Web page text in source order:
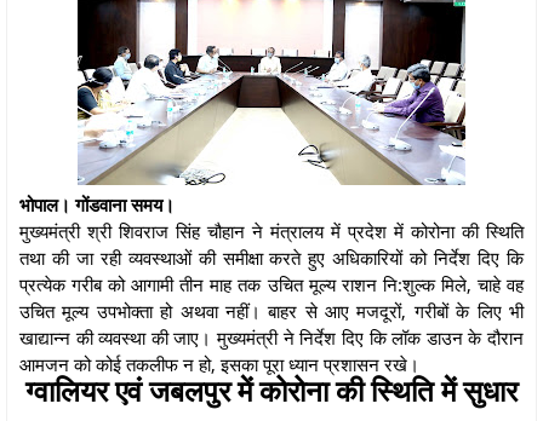
भोपाल। गोंडवाना समय।
मुख्यमंत्री श्री शिवराज सिंह चौहान ने मंत्रालय में प्रदेश में कोरोना की स्थिति
तथा की जा रही व्यवस्थाओं की समीक्षा करते हुए अधिकारियों को निर्देश दिए कि
प्रत्येक गरीब को आगामी तीन माह तक उचित मूल्य राशन नि:शुल्क मिले, चाहे वह
उचित मूल्य उपभोक्ता हो अथवा नहीं। बाहर से आए मजदूरों, गरीबों के लिए भी
खाद्यान्न की व्यवस्था की जाए। मुख्यमंत्री ने निर्देश दिए कि लॉक डाउन के दौरान
आमजन को कोई तकलीफ न हो, इसका पूरा ध्यान प्रशासन रखे।
ग्वालियर एवं जबलपुर में कोरोना की स्थिति में सुधार